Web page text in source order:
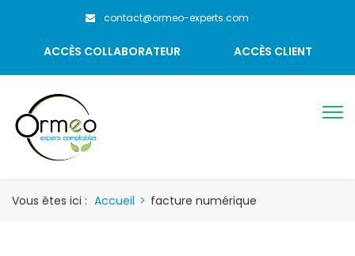
contact@ormeo-experts.com
ACCÈS COLLABORATEUR ACCÈS CLIENT
Vous êtes ici : Accueil > facture numérique